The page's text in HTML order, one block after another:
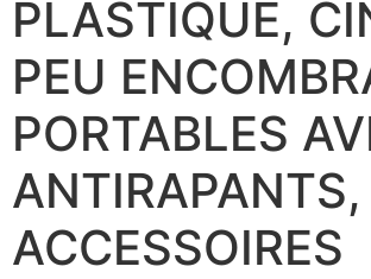
PLASTIQUE,
PEU
PORTABLES
ANTIRAPANTS,
ACCESSOIRES